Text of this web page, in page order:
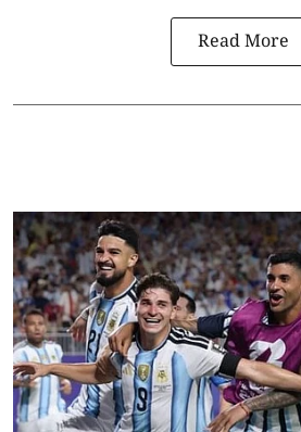
Read More